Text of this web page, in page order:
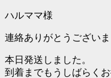
ハルママ様
連絡ありがとうございま
本日発送しました。
到着までもうしばらくお